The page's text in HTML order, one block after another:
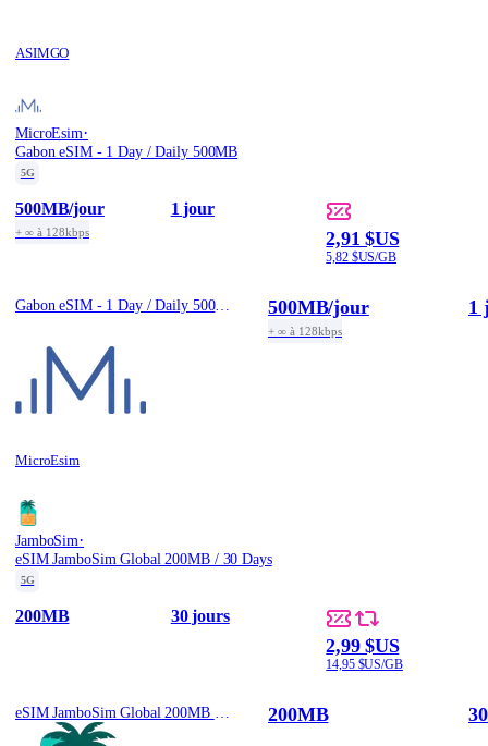
ASIMGO
MicroEsim·
Gabon eSIM - 1 Day / Daily 500MB
5G
500MB/jour
+ ∞ à 128kbps
1 jour
2,91 $US
5,82 $US/GB
Gabon eSIM - 1 Day / Daily 500MB
MicroEsim
500MB/jour
+ ∞ à 128kbps
1
JamboSim·
eSIM JamboSim Global 200MB / 30 Days
5G
200MB 30 jours
2,99 $US
14,95 $US/GB
200MB